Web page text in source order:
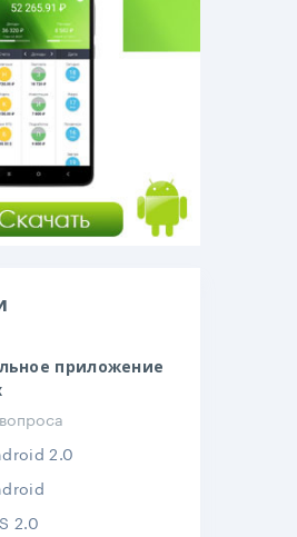
приложение
2.0
2.0